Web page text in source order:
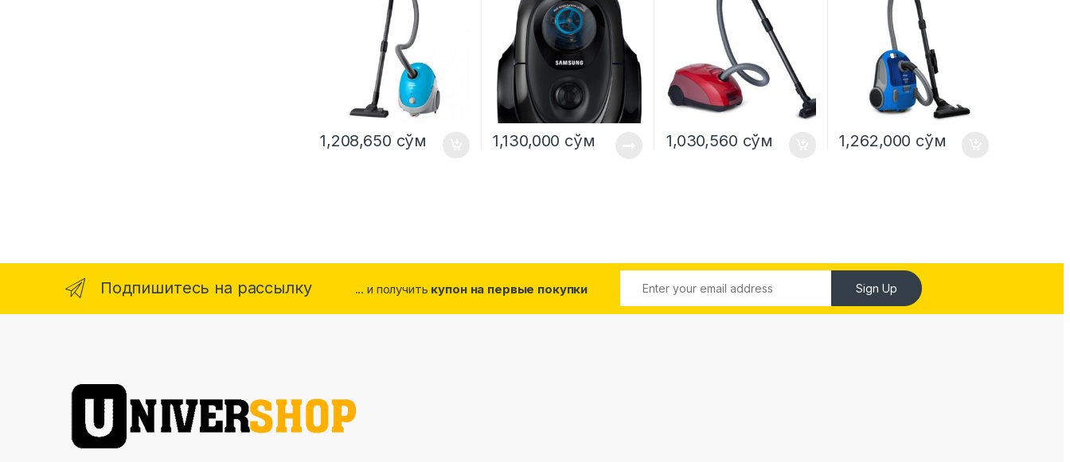
1,208,650 сўм 1,130,000 сўм 1,030,560 сўм 1,262,000 сўм
Подпишитесь на рассылку ... и получить купон на первые покупки Sign Up